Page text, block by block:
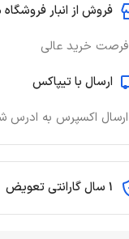
فروش از انبار
فرصت خرید عالی
ارسال با تیپاکس
ارسال اکسپرس به ادرس
1 سال گارانتی تعویض